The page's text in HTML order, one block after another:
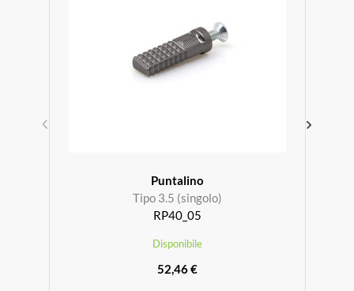
Puntalino
Tipo 3.5 (singolo)
RP40_05
Disponibile
52,46 €